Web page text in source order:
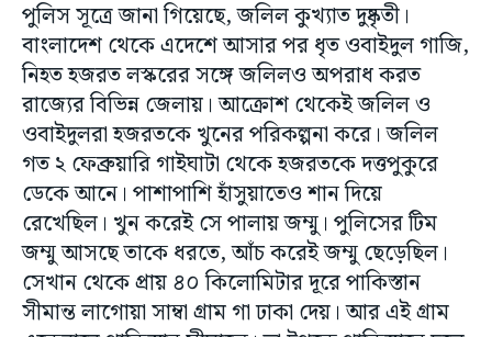
পুলিস সূত্রে জানা গিয়েছে, জলিল কুখ্যাত দুষ্কৃতী।
বাংলাদেশ থেকে এদেশে আসার পর ধৃত ওবাইদুল গাজি,
নিহত হজরত লস্করের সঙ্গে জলিলও অপরাধ করত
রাজ্যের বিভিন্ন জেলায়। আক্রোশ থেকেই জলিল ও
ওবাইদুলরা হজরতকে খুনের পরিকল্পনা করে। জলিল
গত ২ ফেব্রুয়ারি গাইঘাটা থেকে হজরতকে দত্তপুকুরে
ডেকে আনে। পাশাপাশি হাঁসুয়াতেও শান দিয়ে
রেখেছিল। খুন করেই সে পালায় জম্মু। পুলিসের টিম
জম্মু আসছে তাকে ধরতে, আঁচ করেই জম্মু ছেড়েছিল।
সেখান থেকে প্রায় ৪০ কিলোমিটার দূরে পাকিস্তান
সীমান্ত লাগোয়া সাম্বা গ্রাম গা ঢাকা দেয়। আর এই গ্রাম